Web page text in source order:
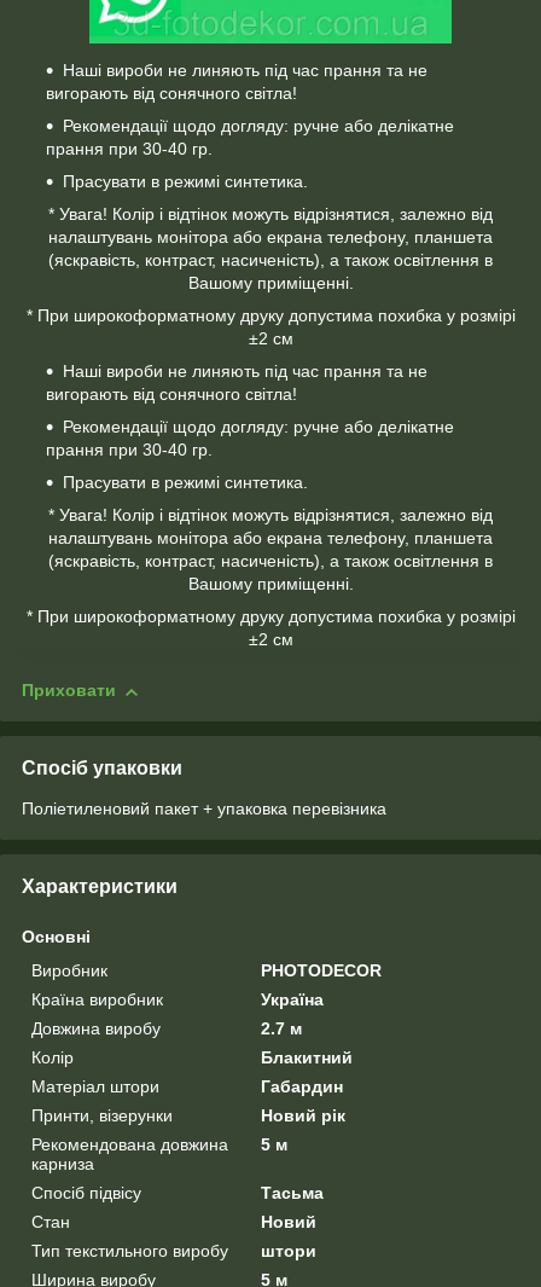
Наші вироби не линяють під час прання та не
вигорають від сонячного світла!
Рекомендації щодо догляду: ручне або делікатне
прання при 30-40 гр.
Прасувати в режимі синтетика.
* Увага! Колір і відтінок можуть відрізнятися, залежно від
налаштувань монітора або екрана телефону, планшета
(яскравість, контраст, насиченість), а також освітлення в
Вашому приміщенні.
* При широкоформатному друку допустима похибка у розмірі
±2 см
Наші вироби не линяють під час прання та не
вигорають від сонячного світла!
Рекомендації щодо догляду: ручне або делікатне
прання при 30-40 гр.
Прасувати в режимі синтетика.
* Увага! Колір і відтінок можуть відрізнятися, залежно від
налаштувань монітора або екрана телефону, планшета
(яскравість, контраст, насиченість), а також освітлення в
Вашому приміщенні.
* При широкоформатному друку допустима похибка у розмірі
±2 см
Приховати
Спосіб упаковки
Поліетиленовий пакет + упаковка перевізника
Характеристики
Основні
Виробник
PHOTODECOR
Країна виробник
Україна
Довжина виробу
2.7 м
Колір
Блакитний
Матеріал штори
Габардин
Принти, візерунки
Новий рік
Рекомендована довжина
карниза
5 м
Спосіб підвісу
Тасьма
Стан
Новий
Тип текстильного виробу
штори
Ширина виробу
5 м